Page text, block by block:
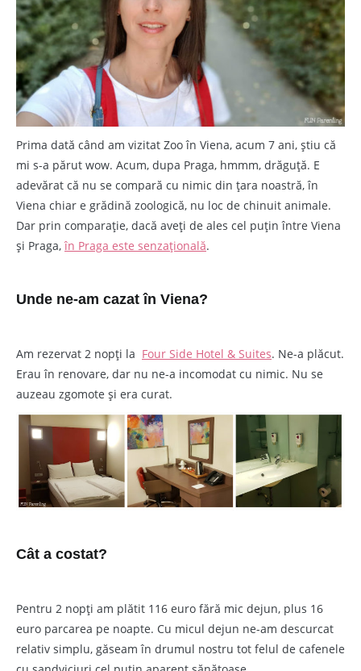
Prima dată când am vizitat Zoo în Viena, acum 7 ani, știu că
mi s-a părut wow. Acum, dupa Praga, hmmm, drăguță. E
adevărat că nu se compară cu nimic din țara noastră, în
Viena chiar e grădină zoologică, nu loc de chinuit animale.
Dar prin comparație, dacă aveți de ales cel puțin între Viena
și Praga,în Praga este senzațională.
Unde ne-am cazat în Viena?
Am rezervat 2 nopți la Four Side Hotel & Suites. Ne-a plăcut.
Erau în renovare, dar nu ne-a incomodat cu nimic. Nu se
auzeau zgomote și era curat.
Cât a costat?
Pentru 2 nopți am plătit 116 euro fără mic dejun, plus 16
euro parcarea pe noapte. Cu micul dejun ne-am descurcat
relativ simplu, găseam în drumul nostru tot felul de cafenele